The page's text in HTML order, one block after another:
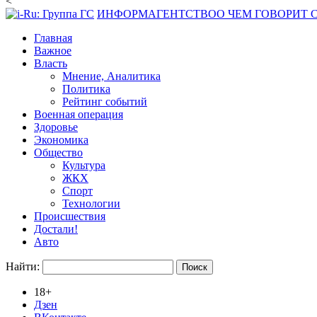
ИНФОРМАГЕНТСТВОО ЧЕМ ГОВОРИТ
Главная
Важное
Власть
Мнение, Аналитика
Политика
Рейтинг событий
Военная операция
Здоровье
Экономика
Общество
Культура
ЖКХ
Спорт
Технологии
Происшествия
Достали!
Авто
Найти:
18+
Дзен